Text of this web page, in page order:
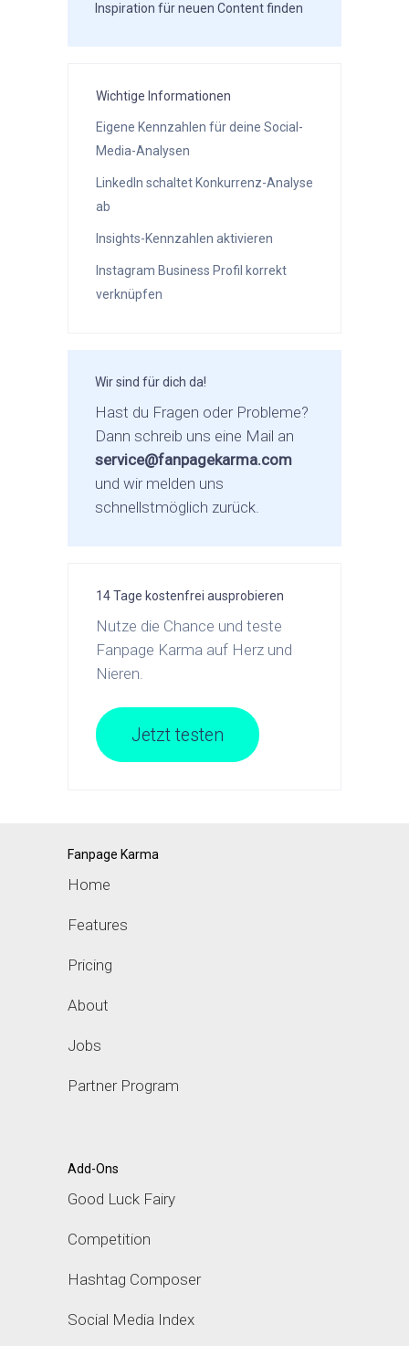
Inspiration für neuen Content finden
Wichtige Informationen
Eigene Kennzahlen für deine Social-
Media-Analysen
LinkedIn schaltet Konkurrenz-Analyse
ab
Insights-Kennzahlen aktivieren
Instagram Business Profil korrekt
verknüpfen
Wir sind für dich da!
Hast du Fragen oder Probleme?
Dann schreib uns eine Mail an
service@fanpagekarma.com
und wir melden uns
schnellstmöglich zurück.
14 Tage kostenfrei ausprobieren
Nutze die Chance und teste
Fanpage Karma auf Herz und
Nieren.
Jetzt testen
Fanpage Karma
Home
Features
Pricing
About
Jobs
Partner Program
Add-Ons
Good Luck Fairy
Competition
Hashtag Composer
Social Media Index